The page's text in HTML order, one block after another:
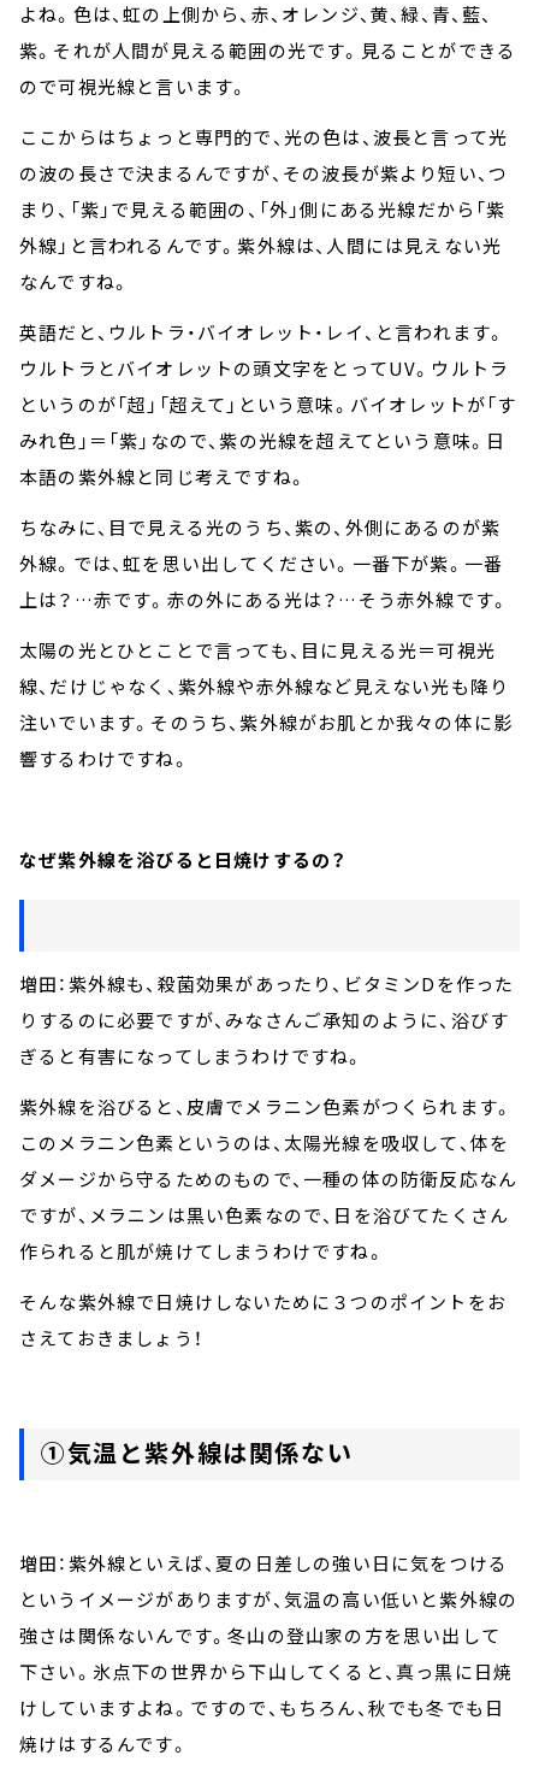
よね。色は、虹の上側から、赤、オレンジ、黄、緑、青、藍、
紫。それが人間が見える範囲の光です。見ることができる
ので可視光線と言います。
ここからはちょっと専門的で、光の色は、波長と言って光
の波の長さで決まるんですが、その波長が紫より短い、つ
まり、「紫」で見える範囲の、「外」側にある光線だから「紫
外線」と言われるんです。紫外線は、人間には見えない光
なんですね。
英語だと、ウルトラ・バイオレット・レイ、と言われます。
ウルトラとバイオレットの頭文字をとってUV。ウルトラ
というのが「超」「超えて」という意味。バイオレットが「す
みれ色」＝「紫」なので、紫の光線を超えてという意味。日
本語の紫外線と同じ考えですね。
ちなみに、目で見える光のうち、紫の、外側にあるのが紫
外線。では、虹を思い出してください。一番下が紫。一番
上は？…赤です。赤の外にある光は？…そう赤外線です。
太陽の光とひとことで言っても、目に見える光＝可視光
線、だけじゃなく、紫外線や赤外線など見えない光も降り
注いでいます。そのうち、紫外線がお肌とか我々の体に影
響するわけですね。
なぜ紫外線を浴びると日焼けするの？
増田：紫外線も、殺菌効果があったり、ビタミンDを作った
りするのに必要ですが、みなさんご承知のように、浴びす
ぎると有害になってしまうわけですね。
紫外線を浴びると、皮膚でメラニン色素がつくられます。
このメラニン色素というのは、太陽光線を吸収して、体を
ダメージから守るためのもので、一種の体の防衛反応なん
ですが、メラニンは黒い色素なので、日を浴びてたくさん
作られると肌が焼けてしまうわけですね。
そんな紫外線で日焼けしないために３つのポイントをお
さえておきましょう！
①気温と紫外線は関係ない
増田：紫外線といえば、夏の日差しの強い日に気をつける
というイメージがありますが、気温の高い低いと紫外線の
強さは関係ないんです。冬山の登山家の方を思い出して
下さい。氷点下の世界から下山してくると、真っ黒に日焼
けしていますよね。ですので、もちろん、秋でも冬でも日
焼けはするんです。